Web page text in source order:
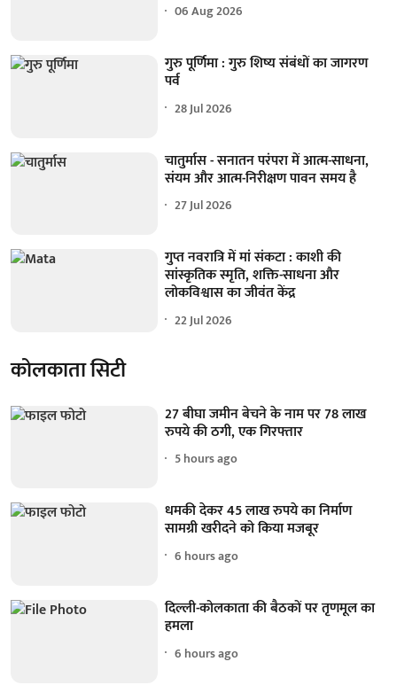
06 Aug 2026
गुरु पूर्णिमा : गुरु शिष्य संबंधों का जागरण
पर्व
28 Jul 2026
चातुर्मास - सनातन परंपरा में आत्म-साधना,
संयम और आत्म-निरीक्षण पावन समय है
27 Jul 2026
गुप्त नवरात्रि में मां संकटा : काशी की
सांस्कृतिक स्मृति, शक्ति-साधना और
लोकविश्वास का जीवंत केंद्र
22 Jul 2026
कोलकाता सिटी
27 बीघा जमीन बेचने के नाम पर 78 लाख
रुपये की ठगी, एक गिरफ्तार
5 hours ago
धमकी देकर 45 लाख रुपये का निर्माण
सामग्री खरीदने को किया मजबूर
6 hours ago
दिल्ली-कोलकाता की बैठकों पर तृणमूल का
हमला
6 hours ago